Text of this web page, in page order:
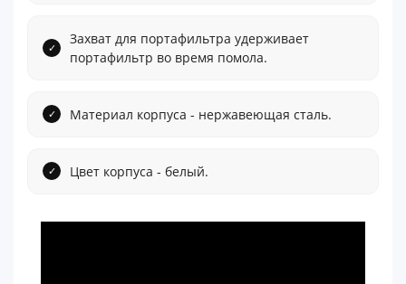
Захват для портафильтра удерживает
портафильтр во время помола.
Материал корпуса - нержавеющая сталь.
Цвет корпуса - белый.